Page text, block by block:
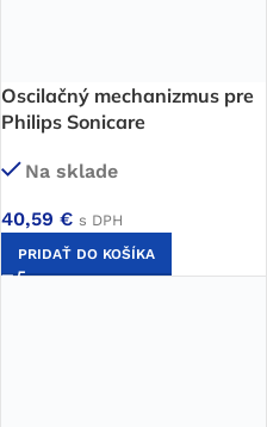
Oscilačný mechanizmus pre
Philips Sonicare
Na sklade
40,59 € s DPH
PRIDAŤ DO KOŠÍKA